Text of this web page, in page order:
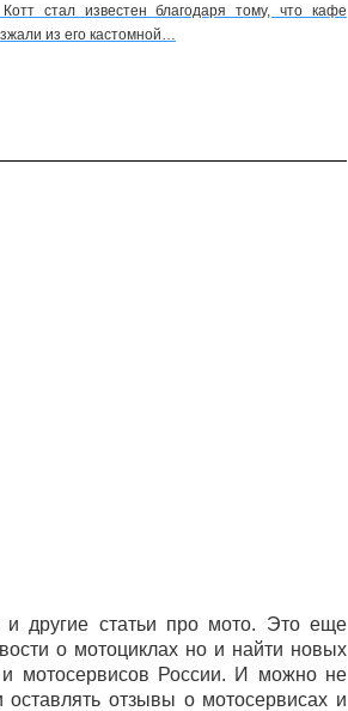
стал известен благодаря тому, что кафе
из его кастомной…
и другие статьи про мото. Это еще
о мотоциклах но и найти новых
мотосервисов России. И можно не
оставлять отзывы о мотосервисах и